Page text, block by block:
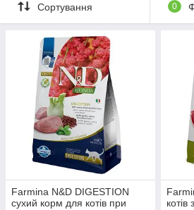
Сортування 0
Farmina N&D DIGESTION
сухий корм для котів при